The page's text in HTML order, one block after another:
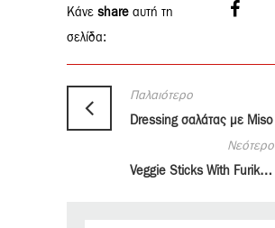
Κάνε share αυτή τη
σελίδα:
Παλαιότερο
Dressing σαλάτας με Miso
Νεότερο
Veggie Sticks With Furikake